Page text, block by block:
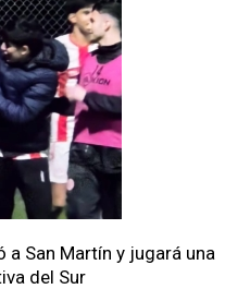
a San Martín y jugará una
del Sur